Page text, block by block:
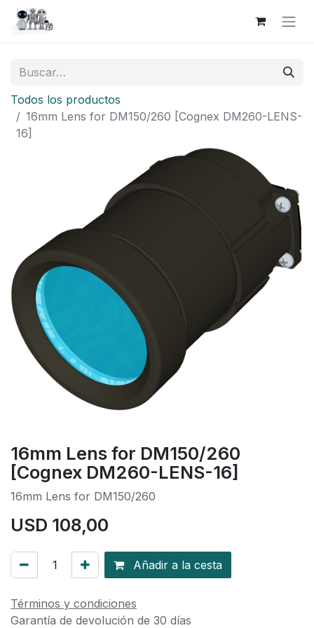
Todos los productos
16mm Lens for DM150/260 [Cognex DM260-LENS-
16]
16mm Lens for DM150/260
[Cognex DM260-LENS-16]
16mm Lens for DM150/260
USD 108,00
Añadir a la cesta
Términos y condiciones
Garantía de devolución de 30 días